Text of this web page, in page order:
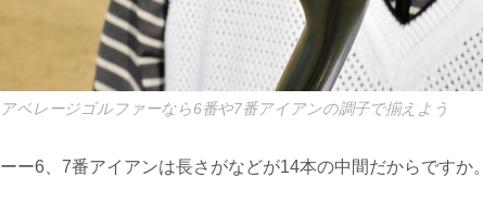
アベレージゴルファーなら6番や7番アイアンの調子で揃えよう
ーー6、7番アイアンは長さがなどが14本の中間だからですか。